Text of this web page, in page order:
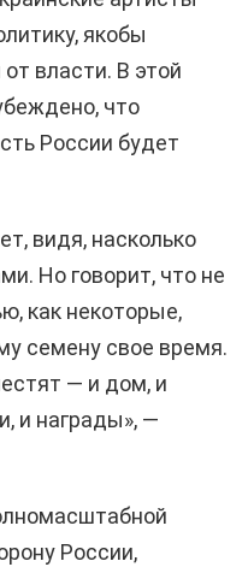
якобы
власти. В этой
что
России будет
видя, насколько
Но говорит, что не
как некоторые,
семену свое время.
— и дом, и
и награды», —
России,